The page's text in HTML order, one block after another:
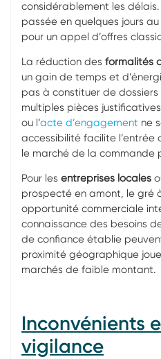
considérablement les
passée en quelques jours
pour un appel d’offres
La réduction des formalités
un gain de temps et
pas à constituer de
multiples pièces
ou l’acte d’engagement ne
accessibilité facilite l’entrée
le marché de la commande
Pour les entreprises locales
prospecté en amont, le gré
opportunité commerciale
connaissance des besoins
de confiance établie
proximité géographique
marchés de faible montant.
Inconvénients
vigilance